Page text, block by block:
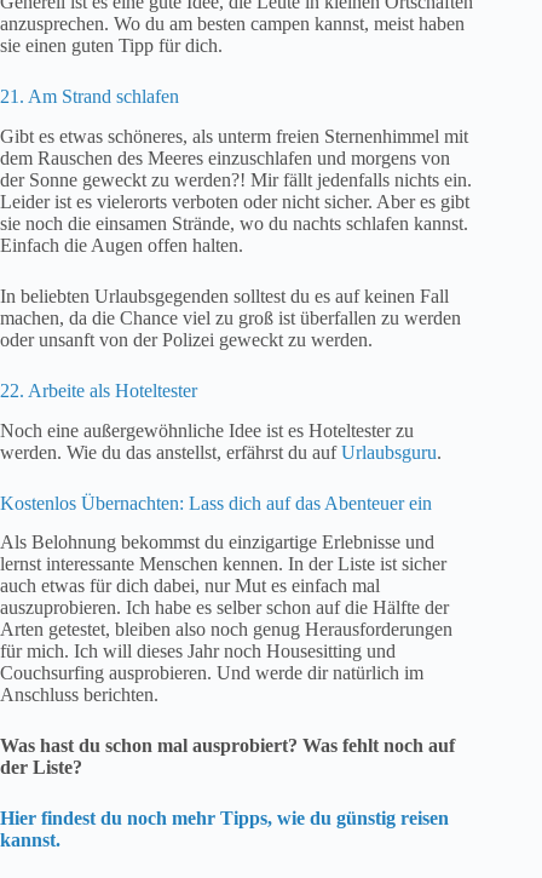
anzusprechen. Wo du am besten campen kannst, meist haben
sie einen guten Tipp für dich.
21. Am Strand schlafen
Gibt es etwas schöneres, als unterm freien Sternenhimmel mit
dem Rauschen des Meeres einzuschlafen und morgens von
der Sonne geweckt zu werden?! Mir fällt jedenfalls nichts ein.
Leider ist es vielerorts verboten oder nicht sicher. Aber es gibt
sie noch die einsamen Strände, wo du nachts schlafen kannst.
Einfach die Augen offen halten.
In beliebten Urlaubsgegenden solltest du es auf keinen Fall
machen, da die Chance viel zu groß ist überfallen zu werden
oder unsanft von der Polizei geweckt zu werden.
22. Arbeite als Hoteltester
Noch eine außergewöhnliche Idee ist es Hoteltester zu
werden. Wie du das anstellst, erfährst du aufUrlaubsguru.
Kostenlos Übernachten: Lass dich auf das Abenteuer ein
Als Belohnung bekommst du einzigartige Erlebnisse und
lernst interessante Menschen kennen. In der Liste ist sicher
auch etwas für dich dabei, nur Mut es einfach mal
auszuprobieren. Ich habe es selber schon auf die Hälfte der
Arten getestet, bleiben also noch genug Herausforderungen
für mich. Ich will dieses Jahr noch Housesitting und
Couchsurfing ausprobieren. Und werde dir natürlich im
Anschluss berichten.
Was hast du schon mal ausprobiert? Was fehlt noch auf
der Liste?
Hier findest du noch mehr Tipps, wie du günstig reisen
kannst.